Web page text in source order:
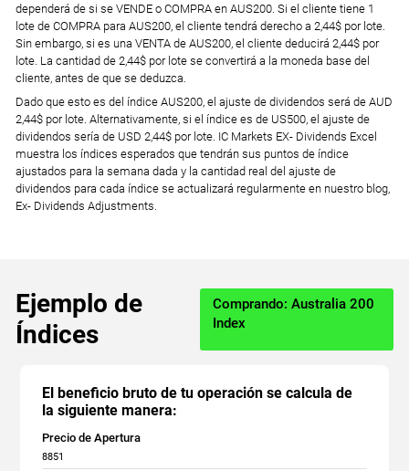
dependerá de si se VENDE o COMPRA en AUS200. Si el cliente tiene 1
lote de COMPRA para AUS200, el cliente tendrá derecho a 2,44$ por lote.
Sin embargo, si es una VENTA de AUS200, el cliente deducirá 2,44$ por
lote. La cantidad de 2,44$ por lote se convertirá a la moneda base del
cliente, antes de que se deduzca.
Dado que esto es del índice AUS200, el ajuste de dividendos será de AUD
2,44$ por lote. Alternativamente, si el índice es de US500, el ajuste de
dividendos sería de USD 2,44$ por lote. IC Markets EX- Dividends Excel
muestra los índices esperados que tendrán sus puntos de índice
ajustados para la semana dada y la cantidad real del ajuste de
dividendos para cada índice se actualizará regularmente en nuestro blog,
Ex- Dividends Adjustments.
Ejemplo de
Índices
Comprando: Australia 200
Index
El beneficio bruto de tu operación se calcula de
la siguiente manera:
Precio de Apertura
8851